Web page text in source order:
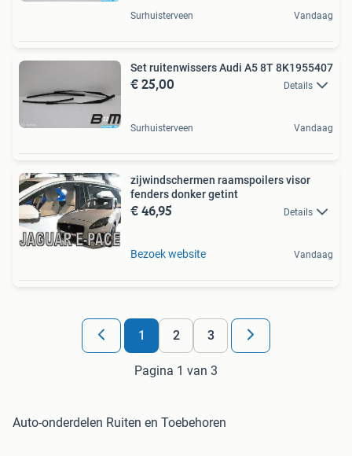
Surhuisterveen Vandaag
Set ruitenwissers Audi A5 8T 8K1955407
€ 25,00 Details
Surhuisterveen Vandaag
zijwindschermen raamspoilers visor
fenders donker getint
€ 46,95 Details
Bezoek website Vandaag
1 2 3
Pagina 1 van 3
Auto-onderdelen Ruiten en Toebehoren